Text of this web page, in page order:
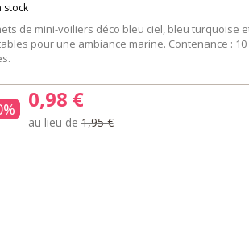
stock
de mini-voiliers déco bleu ciel, bleu turquoise
pour une ambiance marine. Contenance :
0,98 €
au lieu de1,95 €